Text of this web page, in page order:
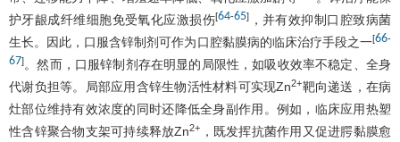
护牙龈成纤维细胞免受氧化应激损伤[64-65] ，并有效抑制口腔致病菌
生长。因此，口服含锌制剂可作为口腔黏膜病的临床治疗手段之一[66-
67]。然而，口服锌制剂存在明显的局限性，如吸收效率不稳定、全身
代谢负担等。局部应用含锌生物活性材料可实现Zn2+靶向递送，在病
灶部位维持有效浓度的同时还降低全身副作用。例如，临床应用热塑
性含锌聚合物支架可持续释放Zn2+ ，既发挥抗菌作用又促进腭黏膜愈